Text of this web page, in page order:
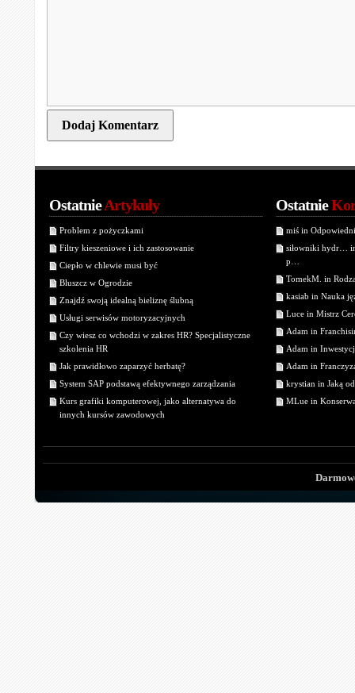
OstatnieArtykuły
Problem z pożyczkami
Filtry kieszeniowe i ich zastosowanie
Ciepło w chlewie musi być
Bluszcz w Ogrodzie
Znajdź swoją idealną bieliznę ślubną
Usługi serwisów motoryzacyjnych
Czy wiesz co wchodzi w zakres HR? Specjalistyczne
szkolenia HR
Jak prawidłowo zaparzyć herbatę?
System SAP podstawą efektywnego zarządzania
Kurs grafiki komputerowej, jako alternatywa do
innych kursów zawodowych
Ostatnie
miś in
siłowniki hydr…
p…
TomekM. in
kasiab in Nauka
Luce in Mistrz
Adam in
Adam in
Adam in
krystian in Jaką
MLue in